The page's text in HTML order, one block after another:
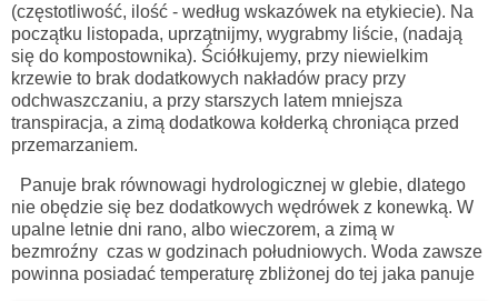
(częstotliwość, ilość - według wskazówek na etykiecie). Na
początku listopada, uprzątnijmy, wygrabmy liście, (nadają
się do kompostownika). Ściółkujemy, przy niewielkim
krzewie to brak dodatkowych nakładów pracy przy
odchwaszczaniu, a przy starszych latem mniejsza
transpiracja, a zimą dodatkowa kołderką chroniąca przed
przemarzaniem.
Panuje brak równowagi hydrologicznej w glebie, dlatego
nie obędzie się bez dodatkowych wędrówek z konewką. W
upalne letnie dni rano, albo wieczorem, a zimą w
bezmroźny czas w godzinach południowych. Woda zawsze
powinna posiadać temperaturę zbliżonej do tej jaka panuje